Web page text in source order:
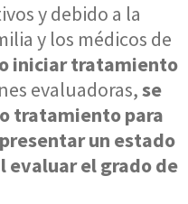
y debido a la
y los médicos de
iniciar tratamiento
evaluadoras,se
tratamiento para
un estado
evaluar el grado de